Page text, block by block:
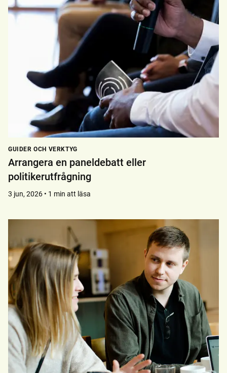
GUIDER OCH VERKTYG
Arrangera en paneldebatt eller
politikerutfrågning
3 jun, 2026 • 1 min att läsa